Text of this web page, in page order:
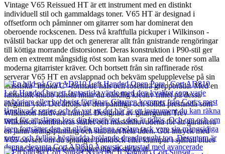
Vintage V65 Reissued HT är ett instrument med en distinkt
individuell stil och gammaldags toner. V65 HT är designad i
offsetform och påminner om gitarrer som har dominerat den
oberoende rockscenen. Dess två kraftfulla pickuper i Wilkinson -
tvålstil backar upp det och genererar allt från gnistrande rengöringar
till köttiga morrande distorsioner. Deras konstruktion i P90-stil ger
dem en extremt mångsidig röst som kan svara med de toner som alla
moderna gitarrister kräver. Och bortsett från sin raffinerade röst
serverar V65 HT en avslappnad och bekväm spelupplevelse på sin
klassiska ”mjuka C”-formade hals och rosenträ greppbräda. Med en
fantastisk snabb känsla hittar du oändlig kreativ frihet på dessa
eleganta ytor. Det åtföljs av den pålitliga och solida prestanda som
Wilkinson hårdvara främjar. Designad av gitarrgurun Trev
Wilkinson kombineras stallet och maskinhuvudena för att garantera
en jämn strängspänning och stabilitet hela tiden. Gör intryck med
V65 oavsett om du spränger punkrock eller klumpar i själfull blues
det här är gitarren som hjälper dig att sticka ut.